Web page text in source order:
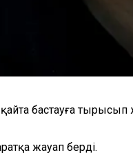
бастауға
жауап берді.